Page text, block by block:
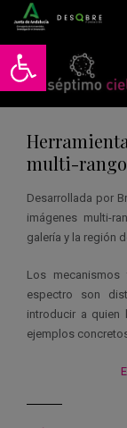
Abrir barra de
multi-rango
Desarrollada por
imágenes multi-
galería y la región
Los
espectro son
introducir a
ejemplos